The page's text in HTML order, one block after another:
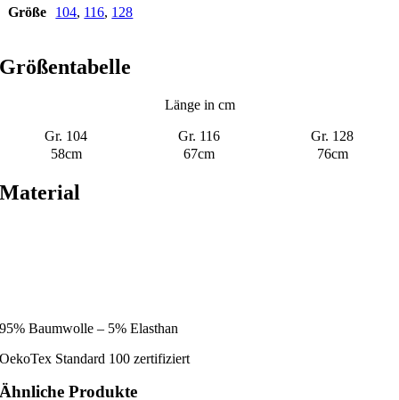
Größe 104, 116, 128
Größentabelle
Länge in cm
Gr. 104 Gr. 116
Gr. 128
58cm
67cm 76cm
Material
95% Baumwolle – 5% Elasthan
OekoTex Standard 100 zertifiziert
Ähnliche Produkte